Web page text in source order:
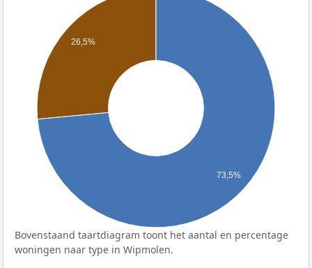
26,5%
73,5%
Bovenstaand taartdiagram toont het aantal en percentage
woningen naar type in Wipmolen.